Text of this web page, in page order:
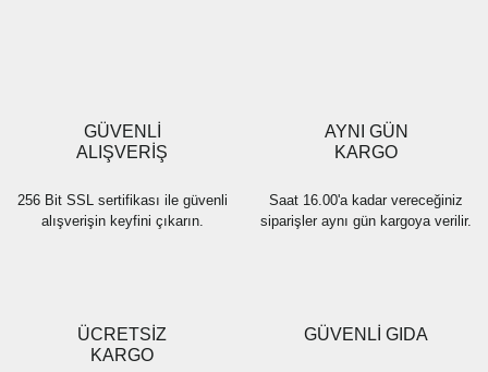
GÜVENLİ
ALIŞVERİŞ
256 Bit SSL sertifikası ile güvenli
alışverişin keyfini çıkarın.
AYNI GÜN
KARGO
Saat 16.00'a kadar vereceğiniz
siparişler aynı gün kargoya verilir.
ÜCRETSİZ
KARGO
GÜVENLİ GIDA